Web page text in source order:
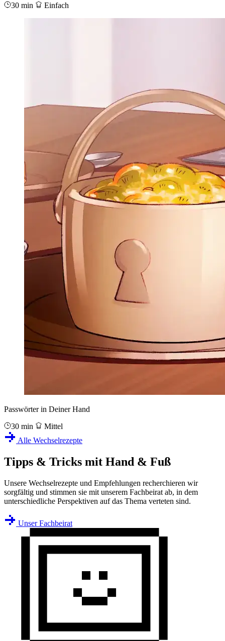
30 min
Einfach
Passwörter in Deiner Hand
30 min
Mittel
Alle Wechselrezepte
Tipps & Tricks mit Hand & Fuß
Unsere Wechselrezepte und Empfehlungen recherchieren wir
sorgfältig und stimmen sie mit unserem Fachbeirat ab, in dem
unterschiedliche Perspektiven auf das Thema verteten sind.
Unser Fachbeirat